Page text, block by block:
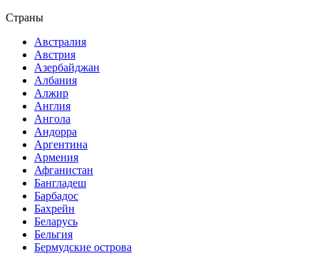
Страны
Австралия
Австрия
Азербайджан
Албания
Алжир
Англия
Ангола
Андорра
Аргентина
Армения
Афганистан
Бангладеш
Барбадос
Бахрейн
Беларусь
Бельгия
Бермудские острова